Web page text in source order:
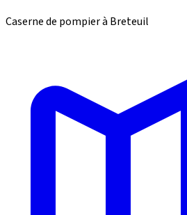
Caserne de pompier à Breteuil